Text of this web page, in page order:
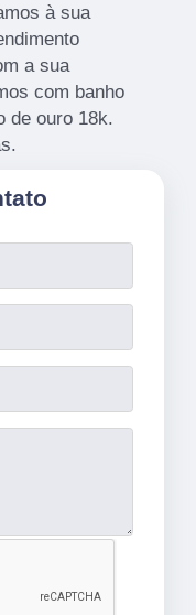
à sua
a sua
com banho
de ouro 18k.